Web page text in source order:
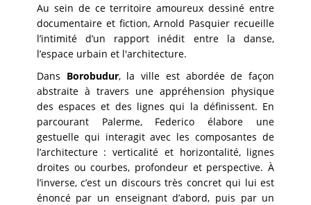
Au sein de ce territoire amoureux dessiné entre
documentaire et fiction, Arnold Pasquier recueille
l’intimité d’un rapport inédit entre la danse,
l’espace urbain et l'architecture.
Dans Borobudur, la ville est abordée de façon
abstraite à travers une appréhension physique
des espaces et des lignes qui la définissent. En
parcourant Palerme, Federico élabore une
gestuelle qui interagit avec les composantes de
l’architecture : verticalité et horizontalité, lignes
droites ou courbes, profondeur et perspective. À
l’inverse, c’est un discours très concret qui lui est
énoncé par un enseignant d’abord, puis par un